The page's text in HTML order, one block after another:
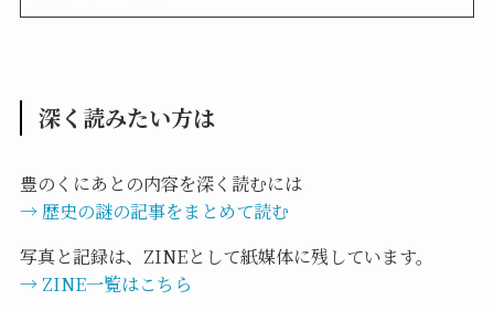
深く読みたい方は
豊のくにあとの内容を深く読むには
→ 歴史の謎の記事をまとめて読む
写真と記録は、ZINEとして紙媒体に残しています。
→ ZINE一覧はこちら